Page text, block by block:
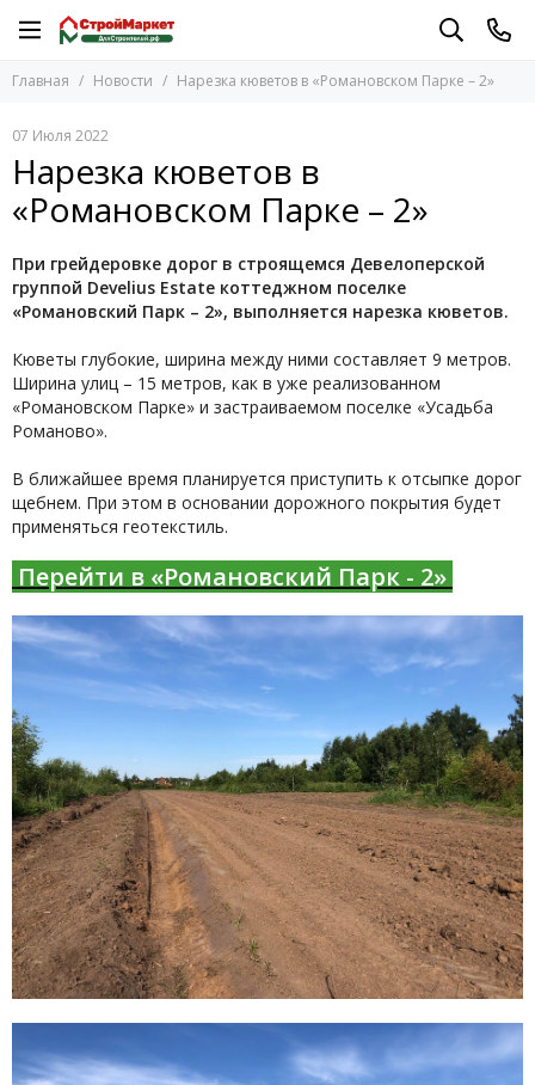
Главная Новости Нарезка кюветов в «Романовском Парке – 2»
07 Июля 2022
Нарезка кюветов в
«Романовском Парке – 2»
При грейдеровке дорог в строящемся Девелоперской
группой Develius Estate коттеджном поселке
«Романовский Парк – 2», выполняется нарезка кюветов.
Кюветы глубокие, ширина между ними составляет 9 метров.
Ширина улиц – 15 метров, как в уже реализованном
«Романовском Парке» и застраиваемом поселке «Усадьба
Романово».
В ближайшее время планируется приступить к отсыпке дорог
щебнем. При этом в основании дорожного покрытия будет
применяться геотекстиль.
Перейти в «Романовский Парк - 2»